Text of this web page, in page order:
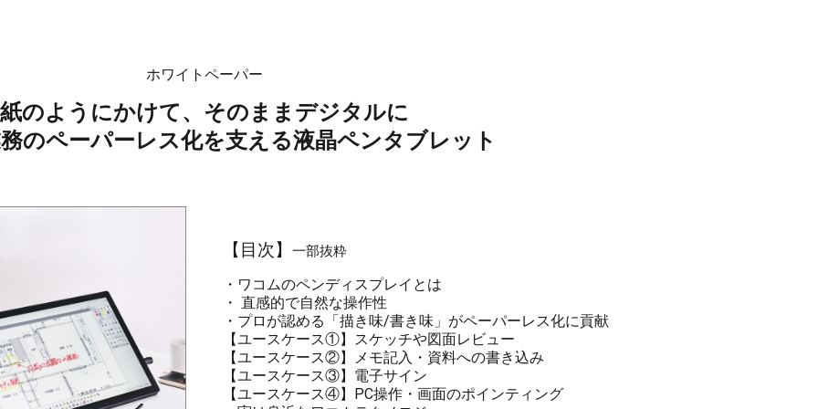
ホワイトペーパー
紙のようにかけて、そのままデジタルに
のペーパーレス化を支える液晶ペンタブレット
【目次】 一部抜粋
・ワコムのペンディスプレイとは
・ 直感的で自然な操作性
・プロが認める「描き味/書き味」がペーパーレス化に貢献
【ユースケース①】スケッチや図面レビュー
【ユースケース②】メモ記入・資料への書き込み
【ユースケース③】電子サイン
【ユースケース④】PC操作・画面のポインティング